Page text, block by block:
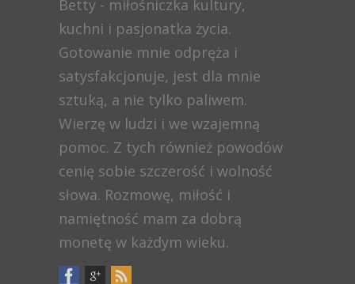
Betty - miłośniczka kultury,
kuchni i pasjonatka życia.
Gotowanie mnie odpręża i
satysfakcjonuje, jest dla mnie
sztuką, a nie tylko paliwem.
Wierzę w ludzi i we wzajemną
pomoc. Z tych również powodów
cenię sobie szczerość i wolność
słowa. Rozmowę, miłość i
namiętność mam za dobrą
monetę w każdym wieku.